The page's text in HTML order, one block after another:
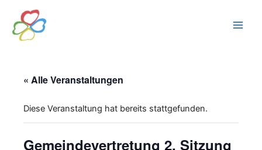
Inhalt
springen
« Alle Veranstaltungen
Diese Veranstaltung hat bereits stattgefunden.
Gemeindevertretung 2. Sitzung